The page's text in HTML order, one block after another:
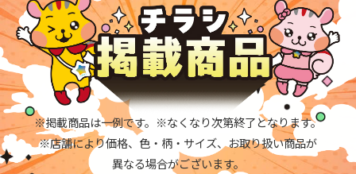
※掲載商品は一例です。※なくなり次第終了となります。
※店舗により価格、色・柄・サイズ、お取り扱い商品が
異なる場合がございます。